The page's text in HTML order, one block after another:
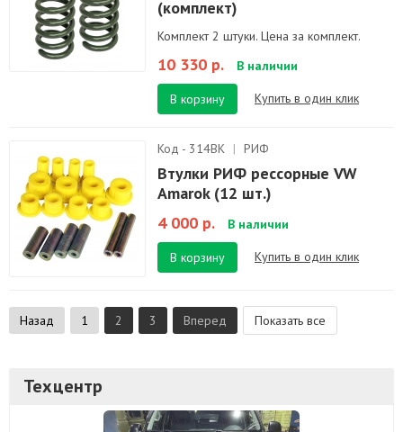
(комплект)
Комплект 2 штуки. Цена за комплект.
10 330 р. В наличии
В корзину Купить в один клик
Код - 314BK | РИФ
Втулки РИФ рессорные VW
Amarok (12 шт.)
4 000 р.
В наличии
В корзину Купить в один клик
Назад 1 2 3 Вперед Показать все
Техцентр